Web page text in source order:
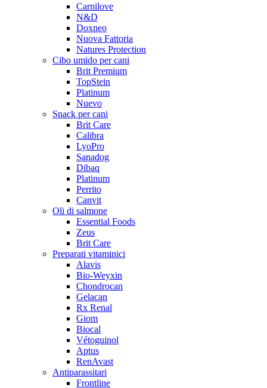
Carnilove
N&D
Doxneo
Nuova Fattoria
Natures Protection
Cibo umido per cani
Brit Premium
TopStein
Platinum
Nuevo
Snack per cani
Brit Care
Calibra
LyoPro
Sanadog
Dibaq
Platinum
Perrito
Canvit
Oli di salmone
Essential Foods
Zeus
Brit Care
Preparati vitaminici
Alavis
Bio-Weyxin
Chondrocan
Gelacan
Rx Renal
Giom
Biocal
Vétoguinol
Aptus
RenAvast
Antiparassitari
Frontline